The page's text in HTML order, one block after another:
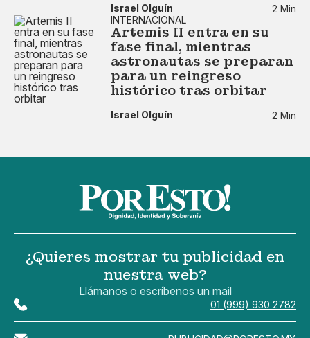
Israel Olguín
2 Min
INTERNACIONAL
Artemis II entra en su
fase final, mientras
astronautas se preparan
para un reingreso
histórico tras orbitar
Israel Olguín 2 Min
¿Quieres mostrar tu publicidad en
nuestra web?
Llámanos o escríbenos un mail
01 (999) 930 2782